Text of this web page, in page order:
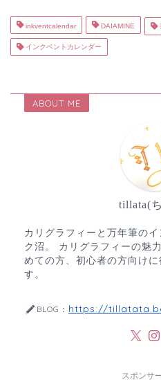
inkventcalendar DAIAMINE
インクベントカレンダー
ABOUT ME
tillata(
カリグラフィーと万年筆の
ク沼。 カリグラフィーの魅
めての方、初心者の方向け
す。
BLOG： https://
スポンサ